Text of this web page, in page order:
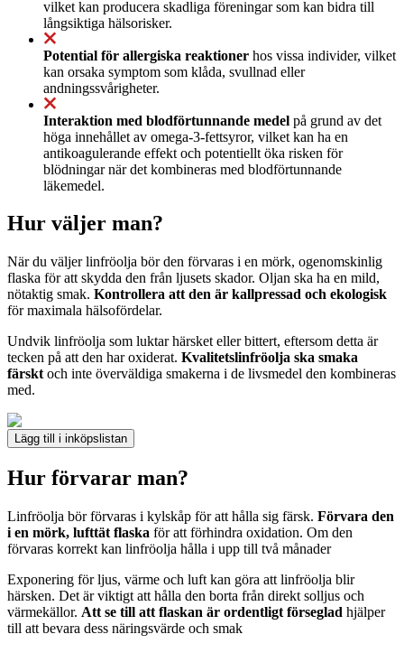
vilket kan producera skadliga föreningar som kan bidra till
långsiktiga hälsorisker.
Potential för allergiska reaktioner hos vissa individer, vilket
kan orsaka symptom som klåda, svullnad eller
andningssvårigheter.
Interaktion med blodförtunnande medel på grund av det
höga innehållet av omega-3-fettsyror, vilket kan ha en
antikoagulerande effekt och potentiellt öka risken för
blödningar när det kombineras med blodförtunnande
läkemedel.
Hur väljer man?
När du väljer linfröolja bör den förvaras i en mörk, ogenomskinlig
flaska för att skydda den från ljusets skador. Oljan ska ha en mild,
nötaktig smak. Kontrollera att den är kallpressad och ekologisk
för maximala hälsofördelar.
Undvik linfröolja som luktar härsket eller bittert, eftersom detta är
tecken på att den har oxiderat. Kvalitetslinfröolja ska smaka
färskt och inte överväldiga smakerna i de livsmedel den kombineras
med.
Lägg till i inköpslistan
Hur förvarar man?
Linfröolja bör förvaras i kylskåp för att hålla sig färsk. Förvara den
i en mörk, lufttät flaska för att förhindra oxidation. Om den
förvaras korrekt kan linfröolja hålla i upp till två månader
Exponering för ljus, värme och luft kan göra att linfröolja blir
härsken. Det är viktigt att hålla den borta från direkt solljus och
värmekällor. Att se till att flaskan är ordentligt förseglad hjälper
till att bevara dess näringsvärde och smak